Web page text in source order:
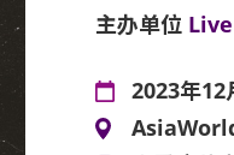
主办单位
2023年12